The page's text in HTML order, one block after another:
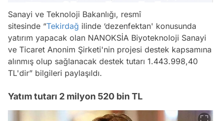
Sanayi ve Teknoloji Bakanlığı, resmî
sitesinde “Tekirdağ ilinde ‘dezenfektan' konusunda
yatırım yapacak olan NANOKSİA Biyoteknoloji Sanayi
ve Ticaret Anonim Şirketi'nin projesi destek kapsamına
alınmış olup sağlanacak destek tutarı 1.443.998,40
TL'dir” bilgileri paylaşıldı.
Yatım tutarı 2 milyon 520 bin TL